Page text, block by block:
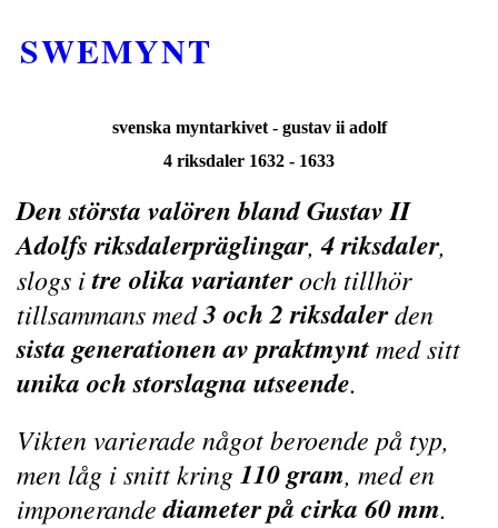
SWEMYNT
svenska myntarkivet - gustav ii adolf
4 riksdaler 1632 - 1633
Den största valören bland Gustav II
Adolfs riksdalerpräglingar,4 riksdaler,
slogs itre olika varianteroch tillhör
tillsammans med3 och 2 riksdalerden
sista generationen av praktmyntmed sitt
unika och storslagna utseende.
Vikten varierade något beroende på typ,
men låg i snitt kring110 gram, med en
imponerandediameter på cirka 60 mm.